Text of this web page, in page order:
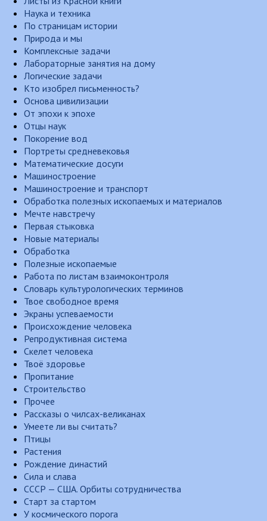
Наука и техника
По страницам истории
Природа и мы
Комплексные задачи
Лабораторные занятия на дому
Логические задачи
Кто изобрел письменность?
Основа цивилизации
От эпохи к эпохе
Отцы наук
Покорение вод
Портреты средневековья
Математические досуги
Машиностроение
Машиностроение и транспорт
Обработка полезных ископаемых и материалов
Мечте навстречу
Первая стыковка
Новые материалы
Обработка
Полезные ископаемые
Работа по листам взаимоконтроля
Словарь культурологических терминов
Твое свободное время
Экраны успеваемости
Происхождение человека
Репродуктивная система
Скелет человека
Твоё здоровье
Пропитание
Строительство
Прочее
Рассказы о чилсах-великанах
Умеете ли вы считать?
Птицы
Растения
Рождение династий
Сила и слава
СССР — США. Орбиты сотрудничества
Старт за стартом
У космического порога